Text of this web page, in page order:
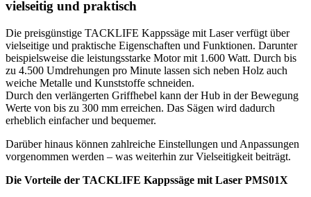
vielseitig und praktisch
Die preisgünstige TACKLIFE Kappssäge mit Laser verfügt über
vielseitige und praktische Eigenschaften und Funktionen. Darunter
beispielsweise die leistungsstarke Motor mit 1.600 Watt. Durch bis
zu 4.500 Umdrehungen pro Minute lassen sich neben Holz auch
weiche Metalle und Kunststoffe schneiden.
Durch den verlängerten Griffhebel kann der Hub in der Bewegung
Werte von bis zu 300 mm erreichen. Das Sägen wird dadurch
erheblich einfacher und bequemer.
Darüber hinaus können zahlreiche Einstellungen und Anpassungen
vorgenommen werden – was weiterhin zur Vielseitigkeit beiträgt.
Die Vorteile der TACKLIFE Kappssäge mit Laser PMS01X